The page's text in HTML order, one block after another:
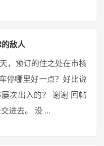
敌人
，预订的住之处在市核
停哪里好一点？好比说
次出入的？ 谢谢 回帖
进去。 没 ...